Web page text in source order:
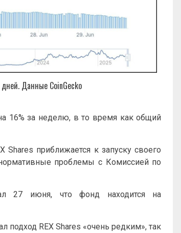
Данные CoinGecko
16% за неделю, в то время как общий
Shares приближается к запуску своего
проблемы с Комиссией по
27 июня, что фонд находится на
подход REX Shares «очень редким», так